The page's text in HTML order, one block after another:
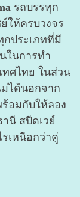
รถบรรทุก
ให้ครบวงจร
กประเภทที่มี
ในการทำ
ทศไทย ในส่วน
ม่ได้นอกจาก
อมกับให้ลอง
นี สปีดเวย์
รเหนือกว่าคู่